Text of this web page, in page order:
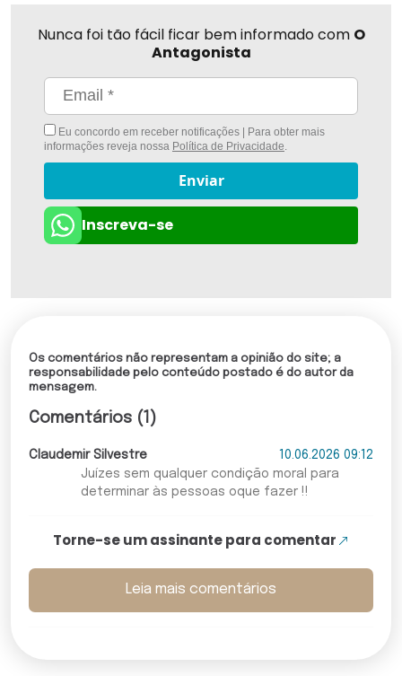
Nunca foi tão fácil ficar bem informado com O
Antagonista
Eu concordo em receber notificações | Para obter mais
informações reveja nossa Política de Privacidade.
Enviar
Inscreva-se
Os comentários não representam a opinião do site; a
responsabilidade pelo conteúdo postado é do autor da
mensagem.
Comentários (1)
Claudemir Silvestre
10.06.2026 09:12
Juízes sem qualquer condição moral para
determinar às pessoas oque fazer !!
Torne-se um assinante para comentar
Leia mais comentários